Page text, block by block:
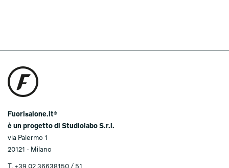
Fuorisalone.it®
è un progetto di Studiolabo S.r.l.
via Palermo 1
20121 - Milano
T. +39 02 36638150 / 51